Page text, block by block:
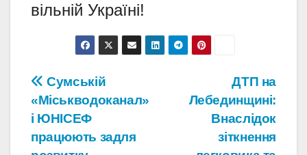
вільній Україні!
Навігація
записів
ДТП на
Лебединщині:
Внаслідок
зіткнення
Сумській
«Міськводоканал»
і ЮНІСЕФ
працюють задля